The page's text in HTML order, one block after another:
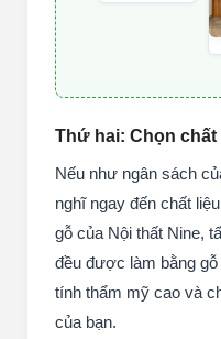
Thứ hai: Chọn chất
Nếu như ngân sách
nghĩ ngay đến chất
gỗ của Nội thất Nine,
đều được làm bằng
tính thẩm mỹ cao và
của bạn.